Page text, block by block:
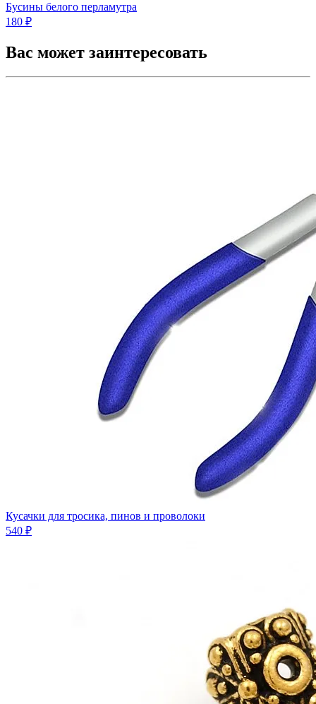
Бусины белого перламутра
180 ₽
Вас может заинтересовать
Кусачки для тросика, пинов и проволоки
540 ₽